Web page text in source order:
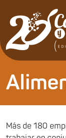
Más de 180